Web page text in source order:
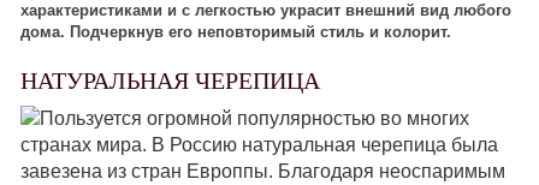
характеристиками и с легкостью украсит внешний вид любого
дома. Подчеркнув его неповторимый стиль и колорит.
НАТУРАЛЬНАЯ ЧЕРЕПИЦА
Пользуется огромной популярностью во многих
странах мира. В Россию натуральная черепица была
завезена из стран Европпы. Благодаря неоспаримым